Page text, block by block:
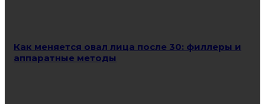
Как меняется овал лица после 30: филлеры и
аппаратные методы